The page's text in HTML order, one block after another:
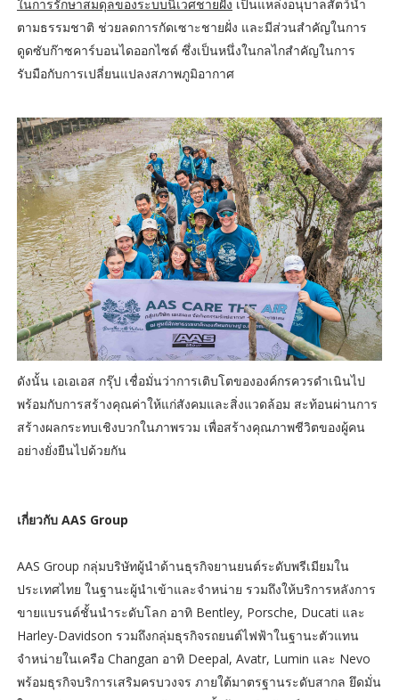
ในการรักษาสมดุลของระบบนิเวศชายฝั่ง เป็นแหล่งอนุบาลสัตว์น้ำ
ตามธรรมชาติ ช่วยลดการกัดเซาะชายฝั่ง และมีส่วนสำคัญในการ
ดูดซับก๊าซคาร์บอนไดออกไซด์ ซึ่งเป็นหนึ่งในกลไกสำคัญในการ
รับมือกับการเปลี่ยนแปลงสภาพภูมิอากาศ
ดังนั้น เอเอเอส กรุ๊ป เชื่อมั่นว่าการเติบโตขององค์กรควรดำเนินไป
พร้อมกับการสร้างคุณค่าให้แก่สังคมและสิ่งแวดล้อม สะท้อนผ่านการ
สร้างผลกระทบเชิงบวกในภาพรวม เพื่อสร้างคุณภาพชีวิตของผู้คน
อย่างยั่งยืนไปด้วยกัน
เกี่ยวกับ AAS Group
AAS Group กลุ่มบริษัทผู้นำด้านธุรกิจยานยนต์ระดับพรีเมียมใน
ประเทศไทย ในฐานะผู้นำเข้าและจำหน่าย รวมถึงให้บริการหลังการ
ขายแบรนด์ชั้นนำระดับโลก อาทิ Bentley, Porsche, Ducati และ
Harley-Davidson รวมถึงกลุ่มธุรกิจรถยนต์ไฟฟ้าในฐานะตัวแทน
จำหน่ายในเครือ Changan อาทิ Deepal, Avatr, Lumin และ Nevo
พร้อมธุรกิจบริการเสริมครบวงจร ภายใต้มาตรฐานระดับสากล ยึดมั่น